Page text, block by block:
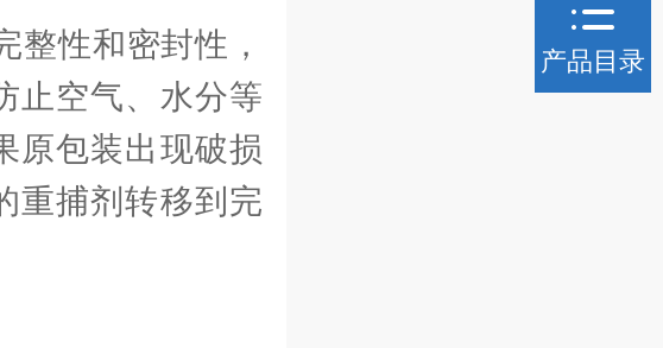
性和密封性，
止空气、水分等
原包装出现破损
重捕剂转移到完
产品目录